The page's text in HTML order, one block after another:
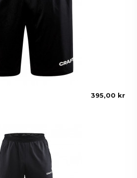
395,00 kr